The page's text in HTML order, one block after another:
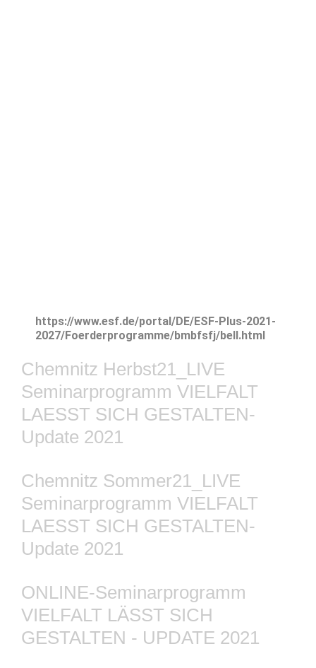
https://www.esf.de/portal/DE/ESF-Plus-2021-
2027/Foerderprogramme/bmbfsfj/bell.html
Chemnitz Herbst21_LIVE
Seminarprogramm VIELFALT
LAESST SICH GESTALTEN-
Update 2021
Chemnitz Sommer21_LIVE
Seminarprogramm VIELFALT
LAESST SICH GESTALTEN-
Update 2021
ONLINE-Seminarprogramm
VIELFALT LÄSST SICH
GESTALTEN - UPDATE 2021